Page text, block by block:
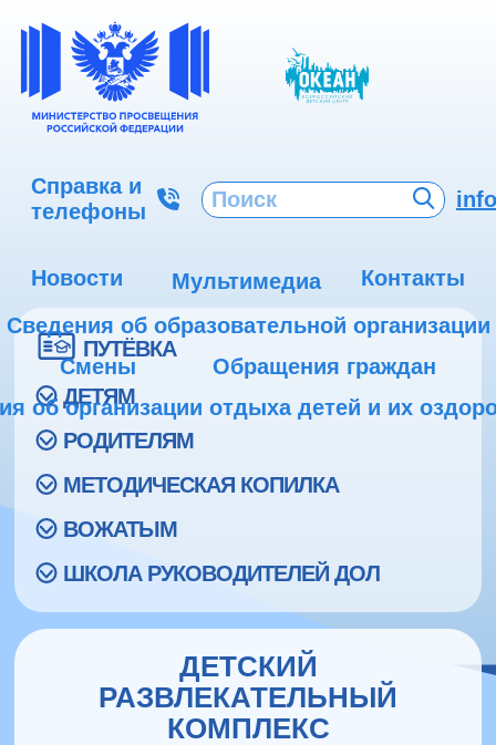
Справка и
телефоны
Новости Мультимедиа
Контакты
Сведения об образовательной организации
Смены
Обращения граждан
об организации отдыха детей и их
ПУТЁВКА
ДЕТЯМ
РОДИТЕЛЯМ
МЕТОДИЧЕСКАЯ КОПИЛКА
ВОЖАТЫМ
ШКОЛА РУКОВОДИТЕЛЕЙ ДОЛ
ДЕТСКИЙ
РАЗВЛЕКАТЕЛЬНЫЙ
КОМПЛЕКС